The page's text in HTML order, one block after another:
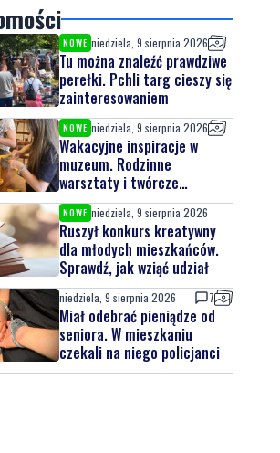
NOWE niedziela, 9 sierpnia 2026
Tu można znaleźć prawdziwe
perełki. Pchli targ cieszy się
zainteresowaniem
NOWE niedziela, 9 sierpnia 2026
Wakacyjne inspiracje w
muzeum. Rodzinne
warsztaty i twórcze
spotkania
NOWE niedziela, 9 sierpnia 2026
Ruszył konkurs kreatywny
dla młodych mieszkańców.
Sprawdź, jak wziąć udział
niedziela, 9 sierpnia 2026 7
Miał odebrać pieniądze od
seniora. W mieszkaniu
czekali na niego policjanci